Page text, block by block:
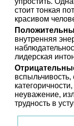
стоит тонкая
красивом
внутренняя
лидерская
вспыльчивость,
неуважение,
трудность в